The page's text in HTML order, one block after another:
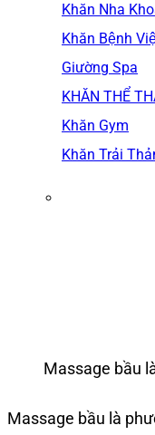
Khăn Nha
Khăn Bệnh
Giường Spa
KHĂN THỂ
Khăn Gym
Khăn Trải
Massage bầu
Massage bầu là